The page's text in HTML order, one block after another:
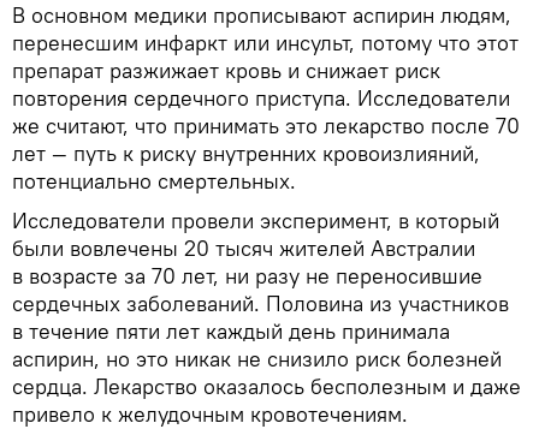
В основном медики прописывают аспирин людям,
перенесшим инфаркт или инсульт, потому что этот
препарат разжижает кровь и снижает риск
повторения сердечного приступа. Исследователи
же считают, что принимать это лекарство после 70
лет — путь к риску внутренних кровоизлияний,
потенциально смертельных.
Исследователи провели эксперимент, в который
были вовлечены 20 тысяч жителей Австралии
в возрасте за 70 лет, ни разу не переносившие
сердечных заболеваний. Половина из участников
в течение пяти лет каждый день принимала
аспирин, но это никак не снизило риск болезней
сердца. Лекарство оказалось бесполезным и даже
привело к желудочным кровотечениям.